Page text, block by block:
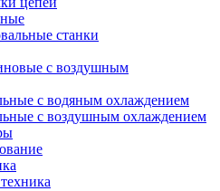
станки
с воздушным
с водяным охлаждением
с воздушным охлаждением